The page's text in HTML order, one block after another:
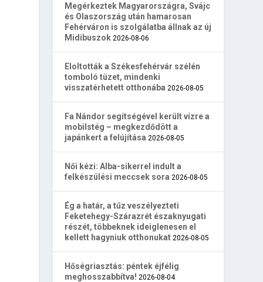
Megérkeztek Magyarországra, Svájc
és Olaszország után hamarosan
Fehérváron is szolgálatba állnak az új
Midibuszok 2026-08-06
Eloltották a Székesfehérvár szélén
tomboló tüzet, mindenki
visszatérhetett otthonába 2026-08-05
Fa Nándor segítségével került vízre a
mobilstég – megkezdődött a
japánkert a felújítása 2026-08-05
Női kézi: Alba-sikerrel indult a
felkészülési meccsek sora 2026-08-05
Ég a határ, a tűz veszélyezteti
Feketehegy-Szárazrét északnyugati
részét, többeknek ideiglenesen el
kellett hagyniuk otthonukat 2026-08-05
Hőségriasztás: péntek éjfélig
meghosszabbítva! 2026-08-04